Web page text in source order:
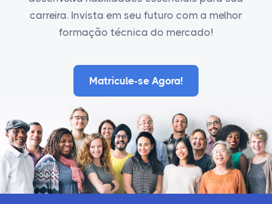
carreira. Invista em seu futuro com a melhor
formação técnica do mercado!
Matricule-se Agora!